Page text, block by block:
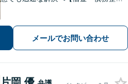
す。【初回面談無料】【法テラス利用
可】【休日・夜間対応可】
メールでお問い合わせ